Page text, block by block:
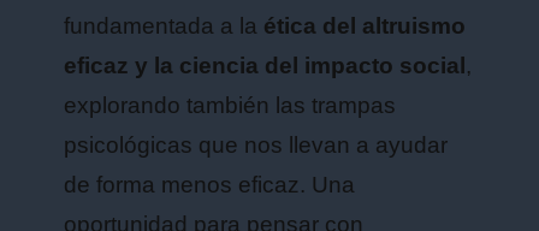
fundamentada a la ética del altruismo
eficaz y la ciencia del impacto social ,
explorando también las trampas
psicológicas que nos llevan a ayudar
de forma menos eficaz. Una
oportunidad para pensar con